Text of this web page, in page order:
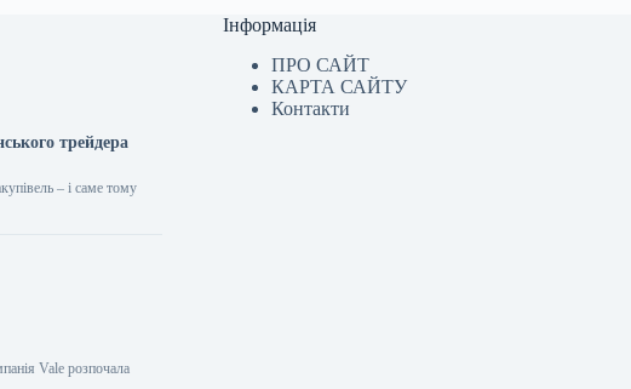
трейдера
– і саме тому
Vale розпочала
Інформація
ПРО САЙТ
КАРТА САЙТУ
Контакти